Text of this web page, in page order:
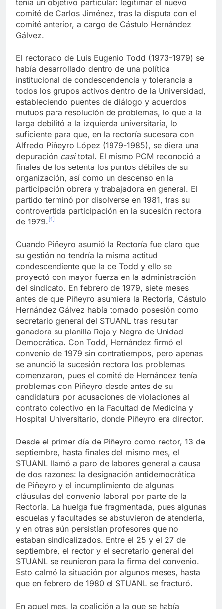
tenía un objetivo particular: legitimar el nuevo
comité de Carlos Jiménez, tras la disputa con el
comité anterior, a cargo de Cástulo Hernández
El rectorado de Luis Eugenio Todd (1973-1979) se
había desarrollado dentro de una política
institucional de condescendencia y tolerancia a
todos los grupos activos dentro de la Universidad,
estableciendo puentes de diálogo y acuerdos
mutuos para resolución de problemas, lo que a la
larga debilitó a la izquierda universitaria, lo
suficiente para que, en la rectoría sucesora con
Alfredo Piñeyro López (1979-1985), se diera una
depuracióncasitotal. El mismo PCM reconoció a
finales de los setenta los puntos débiles de su
organización, así como un descenso en la
participación obrera y trabajadora en general. El
partido terminó por disolverse en 1981, tras su
controvertida participación en la sucesión rectora
Cuando Piñeyro asumió la Rectoría fue claro que
su gestión no tendría la misma actitud
condescendiente que la de Todd y ello se
proyectó con mayor fuerza en la administración
del sindicato. En febrero de 1979, siete meses
antes de que Piñeyro asumiera la Rectoría, Cástulo
Hernández Gálvez había tomado posesión como
secretario general del STUANL tras resultar
ganadora su planilla Roja y Negra de Unidad
Democrática. Con Todd, Hernández firmó el
convenio de 1979 sin contratiempos, pero apenas
se anunció la sucesión rectora los problemas
comenzaron, pues el comité de Hernández tenía
problemas con Piñeyro desde antes de su
candidatura por acusaciones de violaciones al
contrato colectivo en la Facultad de Medicina y
Desde el primer día de Piñeyro como rector, 13 de
septiembre, hasta finales del mismo mes, el
STUANL llamó a paro de labores general a causa
de dos razones: la designación antidemocrática
de Piñeyro y el incumplimiento de algunas
cláusulas del convenio laboral por parte de la
Rectoría. La huelga fue fragmentada, pues algunas
escuelas y facultades se abstuvieron de atenderla,
y en otras aún persistían profesores que no
estaban sindicalizados. Entre el 25 y el 27 de
septiembre, el rector y el secretario general del
STUANL se reunieron para la firma del convenio.
Esto calmó la situación por algunos meses, hasta